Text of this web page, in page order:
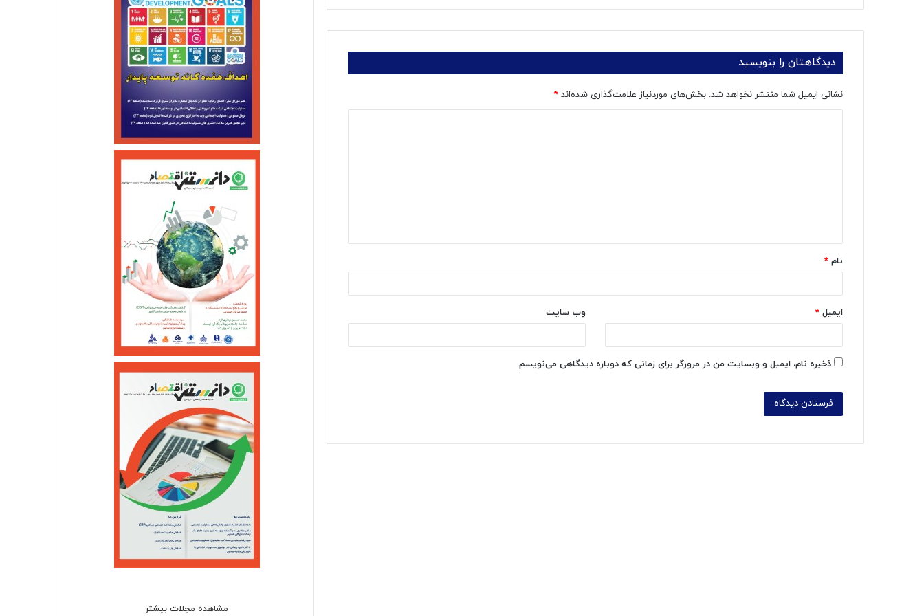
دیدگاهتان را بنویسید
نشانی ایمیل شما منتشر نخواهد شد. بخش‌های موردنیاز علامت‌گذاری شده‌اند *
*
نام *
ایمیل * وب‌ سایت
ذخیره نام، ایمیل و وبسایت من در مرورگر برای زمانی که دوباره دیدگاهی می‌نویسم.
مشاهده مجلات بیشتر